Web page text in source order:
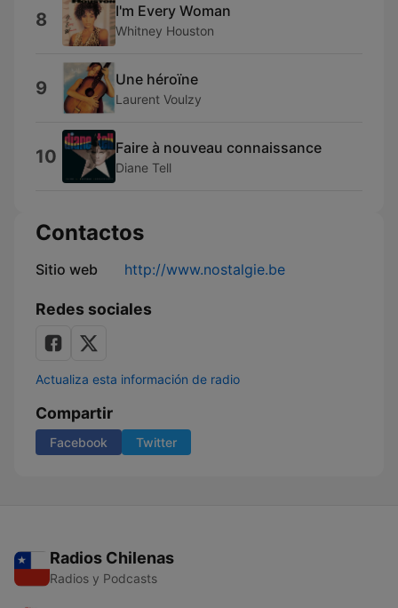
8 I'm Every Woman
Whitney Houston
9 Une héroïne
Laurent Voulzy
10 Faire à nouveau connaissance
Diane Tell
Contactos
Sitio web http://www.nostalgie.be
Redes sociales
Actualiza esta información de radio
Compartir
Facebook Twitter
Radios Chilenas
Radios y Podcasts